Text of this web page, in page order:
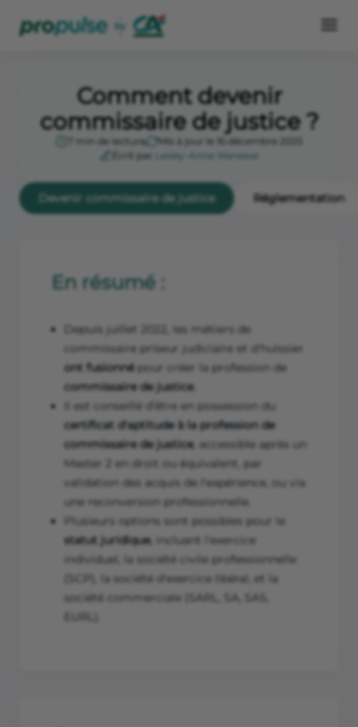
Comment devenir
commissaire de justice ?
7 min de lecture
Mis à jour le 16 décembre 2025
Écrit par
Lesley-Anne Wanesse
Devenir commissaire de justice Réglementation
En résumé :
Depuis juillet 2022, les métiers de
commissaire priseur judiciaire et d'huissier
ont fusionné pour créer la profession de
commissaire de justice.
Il est conseillé d’être en possession du
certificat d'aptitude à la profession de
commissaire de justice, accessible après un
Master 2 en droit ou équivalent, par
validation des acquis de l'expérience, ou via
une reconversion professionnelle.
Plusieurs options sont possibles pour le
statut juridique, incluant l'exercice
individuel, la société civile professionnelle
(SCP), la société d'exercice libéral, et la
société commerciale (SARL, SA, SAS,
EURL).